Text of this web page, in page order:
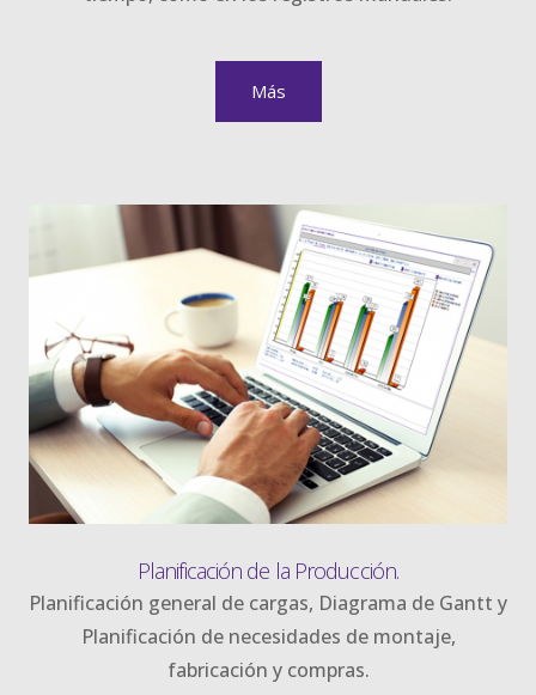
Más
Planificación de la Producción.
Planificación general de cargas, Diagrama de Gantt y
Planificación de necesidades de montaje,
fabricación y compras.